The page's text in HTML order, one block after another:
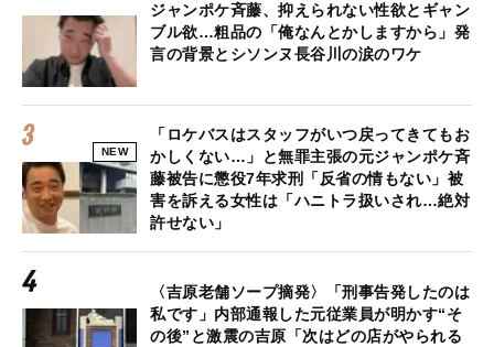
ジャンポケ斉藤、抑えられない性欲とギャン
ブル欲…粗品の「俺なんとかしますから」発
言の背景とシソンヌ長谷川の涙のワケ
NEW
「ロケバスはスタッフがいつ戻ってきてもお
かしくない…」と無罪主張の元ジャンポケ斉
藤被告に懲役7年求刑「反省の情もない」被
害を訴える女性は「ハニトラ扱いされ…絶対
許せない」
〈吉原老舗ソープ摘発〉「刑事告発したのは
私です」内部通報した元従業員が明かす“そ
の後”と激震の吉原「次はどの店がやられる